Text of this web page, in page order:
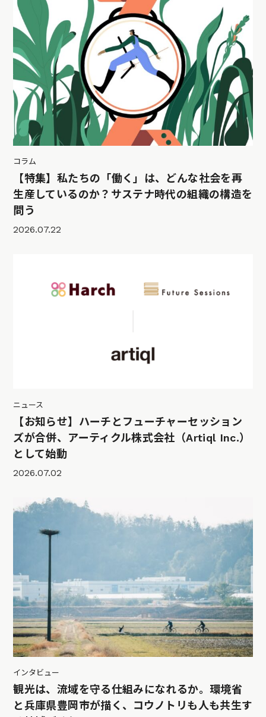
コラム
【特集】私たちの「働く」は、どんな社会を再
生産しているのか？サステナ時代の組織の構造を
問う
2026.07.22
ニュース
【お知らせ】ハーチとフューチャーセッション
ズが合併、アーティクル株式会社（Artiql Inc.）
として始動
2026.07.02
インタビュー
観光は、流域を守る仕組みになれるか。環境省
と兵庫県豊岡市が描く、コウノトリも人も共生す